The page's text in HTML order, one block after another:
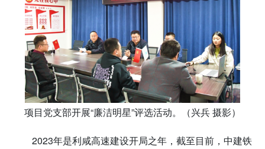
项目党支部开展“廉洁明星”评选活动。（兴兵 摄影）
2023年是利咸高速建设开局之年，截至目前，中建铁